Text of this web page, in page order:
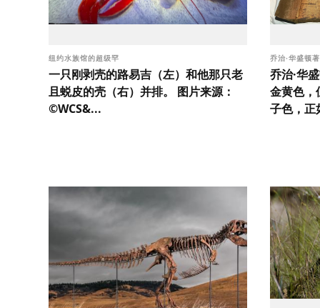
纽约水族馆的超级罕
一只刚剥壳的路易吉（左）和他那只老
且蜕皮的壳（右）并排。 图片来源：
©WCS&...
乔治·华盛顿
乔治·华
金黄色，
子色，正